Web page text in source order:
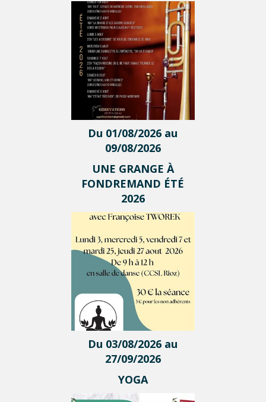
Du 01/08/2026 au
09/08/2026
UNE GRANGE À
FONDREMAND ÉTÉ
2026
Du 03/08/2026 au
27/09/2026
YOGA